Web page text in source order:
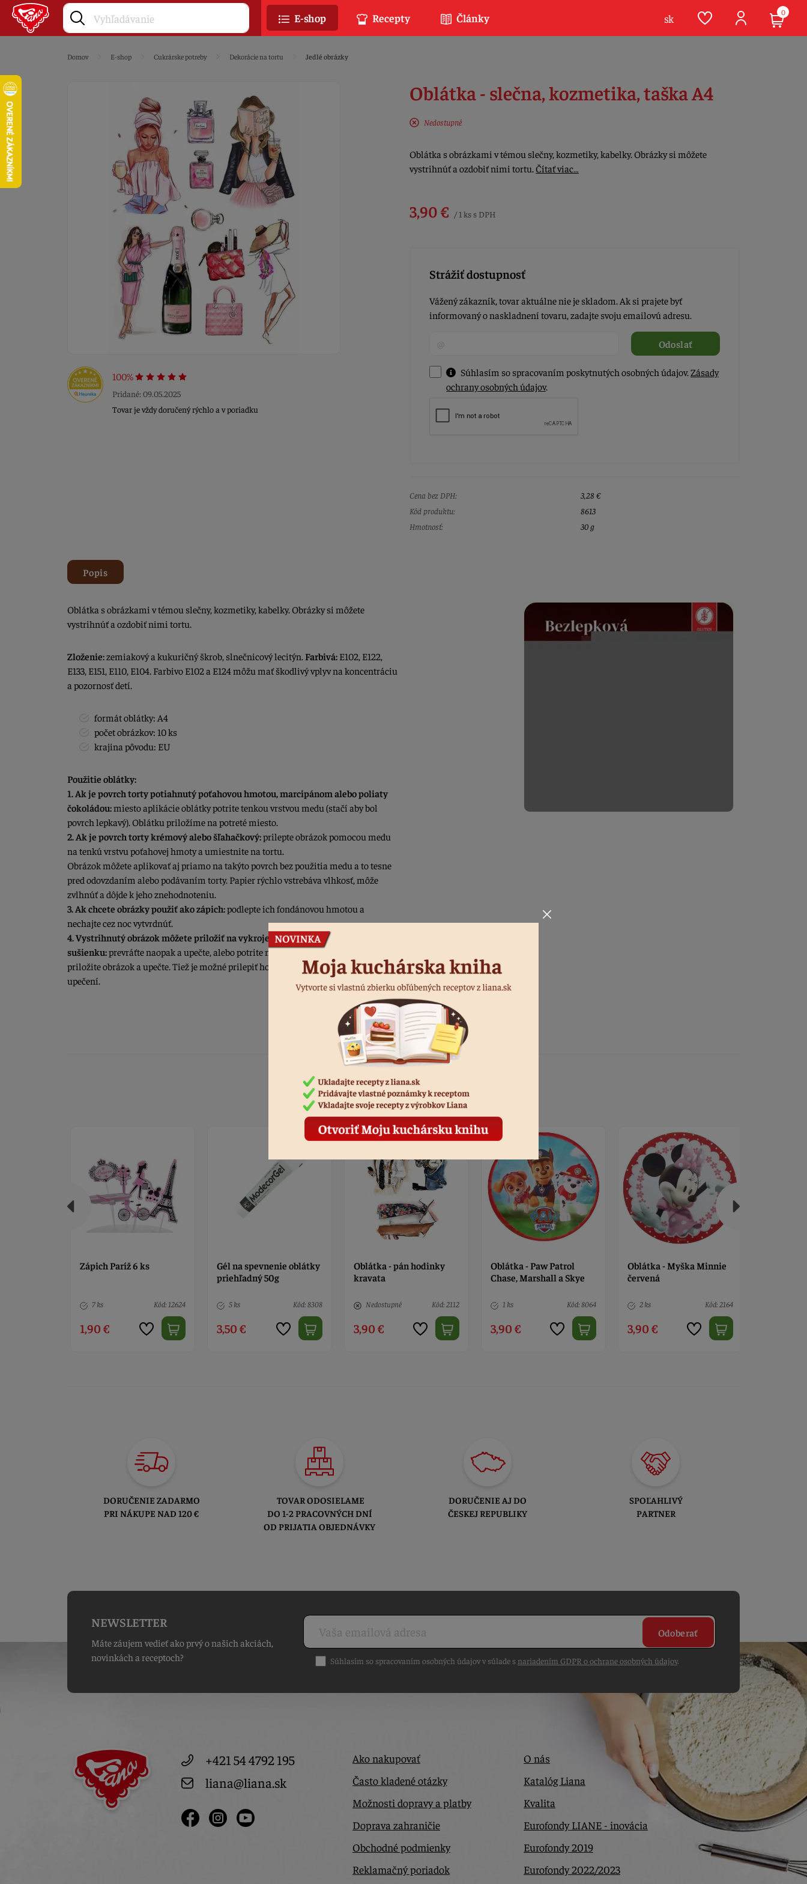
Domov E-shop Cukrárske potreby Dekorácie na tortu Jedlé obrázky
100%
Pridané: 09.05.2025
Tovar je vždy doručený rýchlo a v poriadku
Oblátka - slečna, kozmetika, taška A4
Nedostupné
Oblátka s obrázkami v témou slečny, kozmetiky, kabelky. Obrázky si môžete
vystrihnúť a ozdobiť nimi tortu.Čítať viac…
3,90 € / 1 ks s DPH
Strážiť dostupnosť
Vážený zákazník, tovar aktuálne nie je skladom. Ak si prajete byť
informovaný o naskladnení tovaru, zadajte svoju emailovú adresu.
Odoslať
Súhlasím so spracovaním poskytnutých osobných údajov.Zásady
ochrany osobných údajov.
Cena bez DPH:
3,28 €
Kód produktu:
8613
Hmotnosť:
30 g
Popis
Oblátka s obrázkami v témou slečny, kozmetiky, kabelky. Obrázky si môžete
vystrihnúť a ozdobiť nimi tortu.
Zloženie:zemiakový a kukuričný škrob, slnečnicový lecitýn. Farbivá: E102, E122,
E133, E151, E110, E104. Farbivo E102 a E124 môžu mať škodlivý vplyv na koncentráciu
a pozornosť detí.
formát oblátky: A4
počet obrázkov: 10 ks
krajina pôvodu: EU
Použitie oblátky:
1. Ak je povrch torty potiahnutý poťahovou hmotou, marcipánom alebo poliaty
čokoládou:miesto aplikácie oblátky potrite tenkou vrstvou medu (stačí aby bol
povrch lepkavý). Oblátku priložíme na potreté miesto.
2. Ak je povrch torty krémový alebo šľahačkový:prilepte obrázok pomocou medu
na tenkú vrstvu poťahovej hmoty a umiestnite na tortu.
Obrázok môžete aplikovať aj priamo na takýto povrch bez použitia medu a to tesne
pred odovzdaním alebo podávaním torty. Papier rýchlo vstrebáva vlhkosť, môže
zvlhnúť a dôjde k jeho znehodnoteniu.
3. Ak chcete obrázky použiť ako zápich:podlepte ich fondánovou hmotou a
nechajte cez noc vytvrdnúť.
4. Vystrihnutý obrázok môžete priložiť na vykrojený medovník alebo
sušienku:prevráťte naopak a upečte, alebo potrite medovník vaječným bielkom,
priložite obrázok a upečte. Tiež je možné prilepiť ho lepidlom na lepenie oplátok po
upečení.
Podobné produkty
Zápich Paríž 6 ks
7 ks Kód: 12624
1,90 €
Gél na spevnenie oblátky
priehľadný 50g
5 ks Kód: 8308
3,50 €
Oblátka - pán hodinky
kravata
Nedostupné Kód: 2112
3,90 €
Oblátka - Paw Patrol
Chase, Marshall a Skye
1 ks Kód: 8064
3,90 €
Oblátka - Myška Minnie
červená
2 ks Kód: 2164
3,90 €
DORUČENIE ZADARMO
PRI NÁKUPE NAD 120 €
TOVAR ODOSIELAME
DO 1-2 PRACOVNÝCH DNÍ
OD PRIJATIA OBJEDNÁVKY
DORUČENIE AJ DO
ČESKEJ REPUBLIKY
SPOĽAHLIVÝ
PARTNER
NEWSLETTER
Máte záujem vedieť ako prvý o našich akciách,
novinkách a receptoch?
Odoberať
Súhlasím so spracovaním osobných údajov v súlade snariadením GDPR o ochrane osobných údajov.
+421 54 4792 195
liana@liana.sk
Ako nakupovať
Často kladené otázky
Možnosti dopravy a platby
Doprava zahraničie
Obchodné podmienky
Reklamačný poriadok
O nás
Katalóg Liana
Kvalita
Eurofondy LIANE - inovácia
Eurofondy 2019
Eurofondy 2022/2023
E-shop Recepty Články sk 0